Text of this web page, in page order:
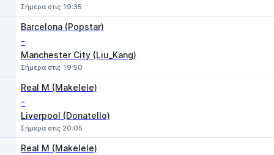
Σήμερα στις 19:35
Barcelona (Popstar)
-
Manchester City (Liu_Kang)
Σήμερα στις 19:50
Real M (Makelele)
-
Liverpool (Donatello)
Σήμερα στις 20:05
Real M (Makelele)